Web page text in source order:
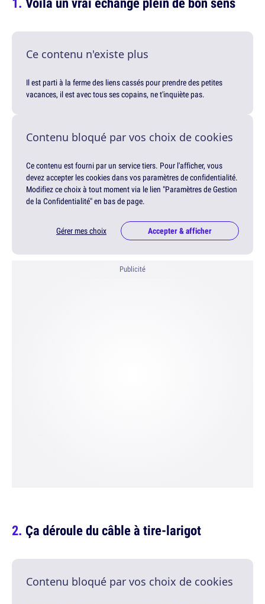
Ce contenu n'existe plus
Il est parti à la ferme des liens cassés pour prendre des petites
vacances, il est avec tous ses copains, ne t'inquiète pas.
Contenu bloqué par vos choix de cookies
Ce contenu est fourni par un service tiers. Pour l'afficher, vous
devez accepter les cookies dans vos paramètres de confidentialité.
Modifiez ce choix à tout moment via le lien "Paramètres de Gestion
de la Confidentialité" en bas de page.
Gérer mes choix Accepter & afficher
Publicité
Ça déroule du câble à tire-larigot
Contenu bloqué par vos choix de cookies